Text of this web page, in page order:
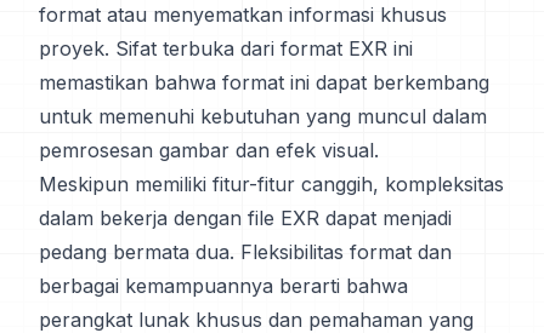
format atau menyematkan informasi khusus
proyek. Sifat terbuka dari format EXR ini
memastikan bahwa format ini dapat berkembang
untuk memenuhi kebutuhan yang muncul dalam
pemrosesan gambar dan efek visual.
Meskipun memiliki fitur-fitur canggih, kompleksitas
dalam bekerja dengan file EXR dapat menjadi
pedang bermata dua. Fleksibilitas format dan
berbagai kemampuannya berarti bahwa
perangkat lunak khusus dan pemahaman yang